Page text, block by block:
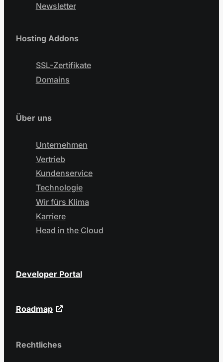
Newsletter
Hosting Addons
SSL-Zertifikate
Domains
Über uns
Unternehmen
Vertrieb
Kundenservice
Technologie
Wir fürs Klima
Karriere
Head in the Cloud
Developer Portal
Roadmap
Rechtliches